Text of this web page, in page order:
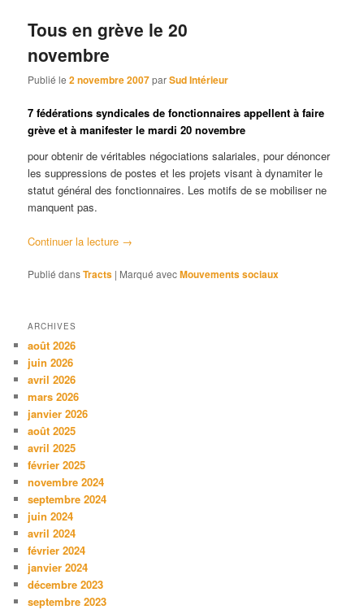
Tous en grève le 20
novembre
Publié le2 novembre 2007parSud Intérieur
7 fédérations syndicales de fonctionnaires appellent à faire
grève et à manifester le mardi 20 novembre
pour obtenir de véritables négociations salariales, pour dénoncer
les suppressions de postes et les projets visant à dynamiter le
statut général des fonctionnaires. Les motifs de se mobiliser ne
manquent pas.
Continuer la lecture →
Publié dansTracts | Marqué avecMouvements sociaux
ARCHIVES
août 2026
juin 2026
avril 2026
mars 2026
janvier 2026
août 2025
avril 2025
février 2025
novembre 2024
septembre 2024
juin 2024
avril 2024
février 2024
janvier 2024
décembre 2023
septembre 2023